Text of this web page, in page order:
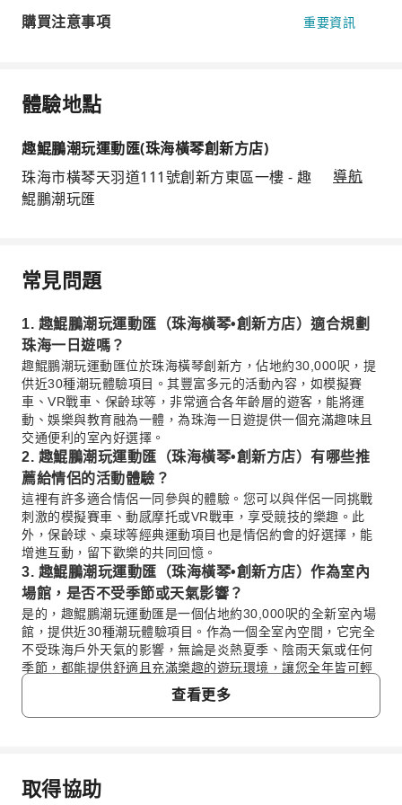
購買注意事項 重要資訊
體驗地點
趣鯤鵬潮玩運動匯(珠海橫琴創新方店)
珠海市橫琴天羽道111號創新方東區一樓 - 趣
鯤鵬潮玩匯
導航
常見問題
1. 趣鯤鵬潮玩運動匯（珠海橫琴•創新方店）適合規劃
珠海一日遊嗎？
趣鯤鵬潮玩運動匯位於珠海橫琴創新方，佔地約30,000呎，提
供近30種潮玩體驗項目。其豐富多元的活動內容，如模擬賽
車、VR戰車、保齡球等，非常適合各年齡層的遊客，能將運
動、娛樂與教育融為一體，為珠海一日遊提供一個充滿趣味且
交通便利的室內好選擇。
2. 趣鯤鵬潮玩運動匯（珠海橫琴•創新方店）有哪些推
薦給情侶的活動體驗？
這裡有許多適合情侶一同參與的體驗。您可以與伴侶一同挑戰
刺激的模擬賽車、動感摩托或VR戰車，享受競技的樂趣。此
外，保齡球、桌球等經典運動項目也是情侶約會的好選擇，能
增進互動，留下歡樂的共同回憶。
3. 趣鯤鵬潮玩運動匯（珠海橫琴•創新方店）作為室內
場館，是否不受季節或天氣影響？
是的，趣鯤鵬潮玩運動匯是一個佔地約30,000呎的全新室內場
館，提供近30種潮玩體驗項目。作為一個全室內空間，它完全
不受珠海戶外天氣的影響，無論是炎熱夏季、陰雨天氣或任何
季節，都能提供舒適且充滿樂趣的遊玩環境，讓您全年皆可輕
4. 從珠海市區或口岸如何前往趣鯤鵬潮玩運動匯（珠海
共巴士，有多條路線可抵達「橫琴創新方」站，下車後步行即
可到達。具體路線建議您可使用當地地圖應用程式查詢最新資
查看更多
常見問題
取得協助